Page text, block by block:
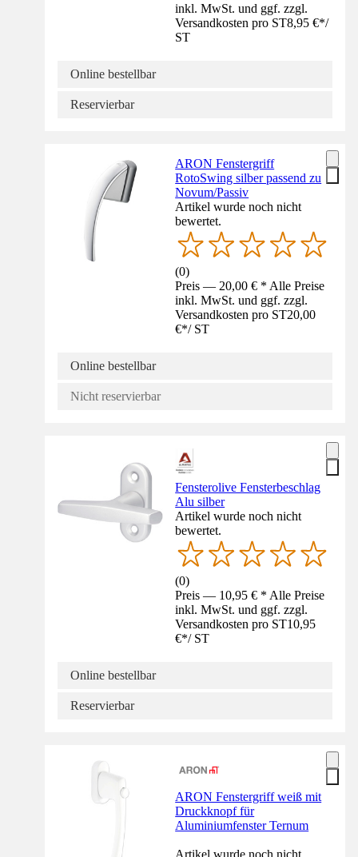
inkl. MwSt. und ggf. zzgl.
Versandkosten pro ST8,95 €*/
ST
Online bestellbar
Reservierbar
ARON Fenstergriff
RotoSwing silber passend zu
Novum/Passiv
Artikel wurde noch nicht
bewertet.
(0)
Preis — 20,00 € * Alle Preise
inkl. MwSt. und ggf. zzgl.
Versandkosten pro ST20,00
€*/ ST
Online bestellbar
Nicht reservierbar
Fensterolive Fensterbeschlag
Alu silber
Artikel wurde noch nicht
bewertet.
(0)
Preis — 10,95 € * Alle Preise
inkl. MwSt. und ggf. zzgl.
Versandkosten pro ST10,95
€*/ ST
Online bestellbar
Reservierbar
ARON Fenstergriff weiß mit
Druckknopf für
Aluminiumfenster Ternum
Artikel wurde noch nicht